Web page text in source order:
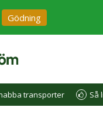
Gödning
transporter Så